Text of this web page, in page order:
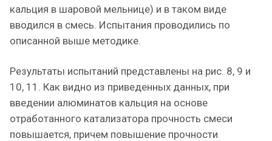
кальция в шаровой мельнице) и в таком виде
вводился в смесь. Испытания проводились по
описанной выше методике.
Результаты испытаний представлены на рис. 8, 9 и
10, 11. Как видно из приведенных данных, при
введении алюминатов кальция на основе
отработанного катализатора прочность смеси
повышается, причем повышение прочности